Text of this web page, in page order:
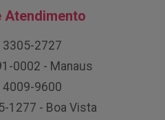
Atendimento
3305-2727
0002 - Manaus
4009-9600
1277 - Boa Vista